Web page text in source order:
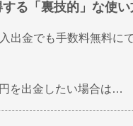
る「裏技的」な使い
出金でも手数料無料に
を出金したい場合は…